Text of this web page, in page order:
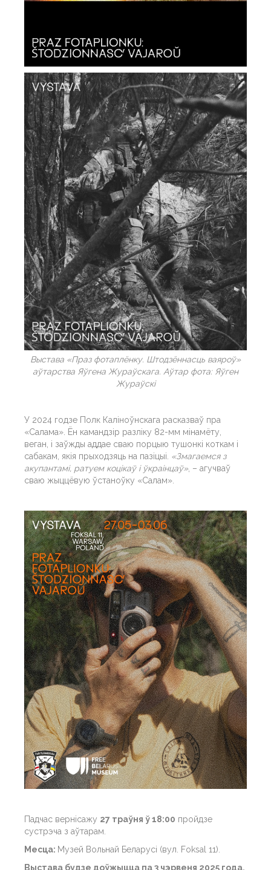
Выстава «Праз фотаплёнку. Штодзённасць ваяроў»
аўтарства Яўгена Жураўскага. Аўтар фота: Яўген
Жураўскі
У 2024 годзе Полк Каліноўнскага расказваў пра
«Салама». Ён камандзір разліку 82-мм мінамёту,
веган, і заўжды аддае сваю порцыю тушонкі коткам і
сабакам, якія прыходзяць на пазіцыі. «Змагаемся з
акупантамі, ратуем коцікаў і ўкраінцаў», – агучваў
сваю жыццёвую ўстаноўку «Салам».
Падчас вернісажу 27 траўня ў 18:00 пройдзе
сустрэча з аўтарам.
Месца: Музей Вольнай Беларусі (вул. Foksal 11).
Выстава будзе доўжыцца па 3 чэрвеня 2025 года.